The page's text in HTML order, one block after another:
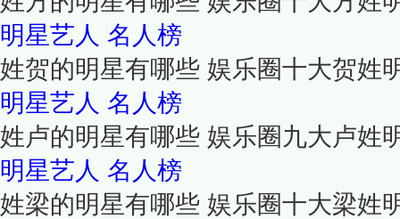
明星艺人 名人榜
姓贺的明星有哪些 娱乐圈十大贺姓
明星艺人 名人榜
姓卢的明星有哪些 娱乐圈九大卢姓
明星艺人 名人榜
姓梁的明星有哪些 娱乐圈十大梁姓